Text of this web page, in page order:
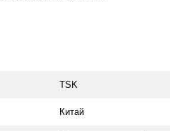
TSK
Китай